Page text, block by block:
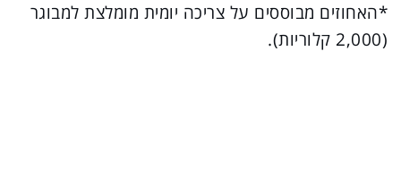
*האחוזים מבוססים על צריכה יומית מומלצת למבוגר
(2,000 קלוריות).